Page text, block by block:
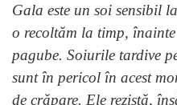
Gala este un soi sensibil
o recoltăm la timp,
pagube. Soiurile tardive
sunt în pericol în acest
de crăpare. Ele rezistă,